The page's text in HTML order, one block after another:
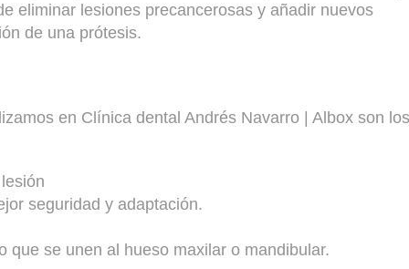
eliminar lesiones precancerosas y añadir nuevos
de una prótesis.
en Clínica dental Andrés Navarro | Albox son los
seguridad y adaptación.
que se unen al hueso maxilar o mandibular.